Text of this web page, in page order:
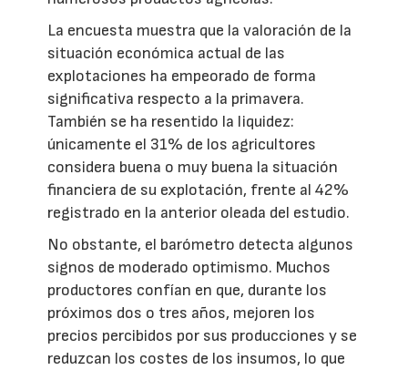
La encuesta muestra que la valoración de la
situación económica actual de las
explotaciones ha empeorado de forma
significativa respecto a la primavera.
También se ha resentido la liquidez:
únicamente el 31% de los agricultores
considera buena o muy buena la situación
financiera de su explotación, frente al 42%
registrado en la anterior oleada del estudio.
No obstante, el barómetro detecta algunos
signos de moderado optimismo. Muchos
productores confían en que, durante los
próximos dos o tres años, mejoren los
precios percibidos por sus producciones y se
reduzcan los costes de los insumos, lo que